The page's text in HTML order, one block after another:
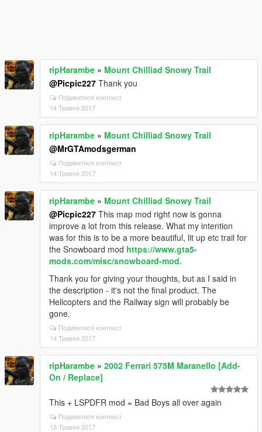
ripHarambe » Mount Chilliad Snowy Trail
@Picpic227 Thank you
Подивитися контекст
14 Травня 2017
ripHarambe » Mount Chilliad Snowy Trail
@MrGTAmodsgerman
Подивитися контекст
14 Травня 2017
ripHarambe » Mount Chilliad Snowy Trail
@Picpic227 This map mod right now is gonna
improve a lot from this release. What my intention
was for this is to be a more beautiful, lit up etc trail for
the Snowboard mod https://www.gta5-
mods.com/misc/snowboard-mod.
Thank you for giving your thoughts, but as I said in
the description - it's not the final product. The
Helicopters and the Railway sign will probably be
gone.
Подивитися контекст
14 Травня 2017
ripHarambe » 2002 Ferrari 575M Maranello [Add-
On / Replace]
This + LSPDFR mod = Bad Boys all over again
Подивитися контекст
13 Травня 2017